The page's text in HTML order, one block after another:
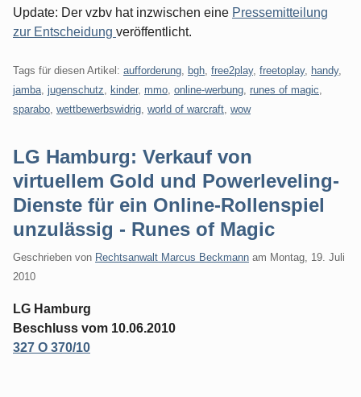
Update: Der vzbv hat inzwischen eine Pressemitteilung
zur Entscheidung veröffentlicht.
Tags für diesen Artikel: aufforderung bgh free2play, freetoplay, handy,
jamba jugenschutz kinder, mmo online-werbung runes of magic
sparabo wettbewerbswidrig world of warcraft wow
LG Hamburg: Verkauf von
virtuellem Gold und Powerleveling-
Dienste für ein Online-Rollenspiel
unzulässig - Runes of Magic
Geschrieben von Rechtsanwalt Marcus Beckmann am Montag, 19. Juli
2010
LG Hamburg
Beschluss vom 10.06.2010
327 O 370/10